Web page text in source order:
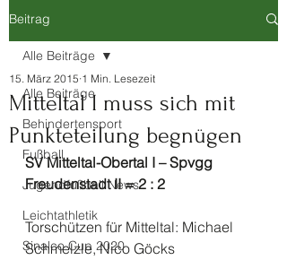
Beitrag
Alle Beiträge
Behindertensport
Fußball
Jugendfußball News
Leichtathletik
Sinalco Cup 2020
Alle Beiträge
Mitteltal I muss sich mit
Punkteteilung begnügen
15. März 2015 1 Min. Lesezeit
SV Mitteltal-Obertal I – Spvgg
Freudenstadt II = 2 : 2
Torschützen für Mitteltal: Michael
Schmelzle, Nico Göcks